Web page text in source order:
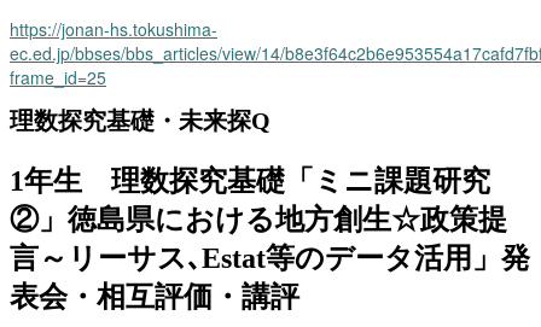
https://jonan-hs.tokushima-
ec.ed.jp/bbses/bbs_articles/view/14/
frame_id=25
理数探究基礎・未来探Q
1年生 理数探究基礎「ミニ課題研究
②」徳島県における地方創生☆政策提
言～リーサス､Estat等のデータ活用」発
表会・相互評価・講評